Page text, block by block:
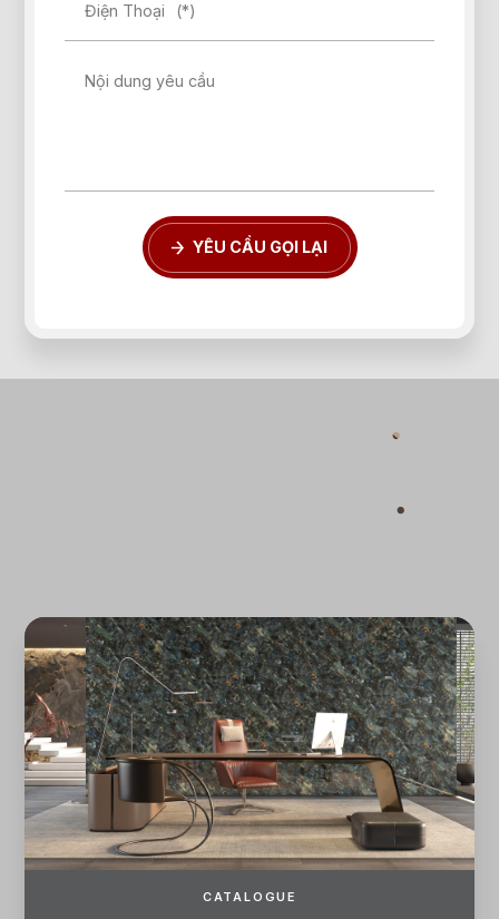
Điện Thoại (*)
Nội dung yêu cầu
YÊU CẦU GỌI LẠI
CATALOGUE
ĐĂNG KÝ ĐĂNG NHẬP